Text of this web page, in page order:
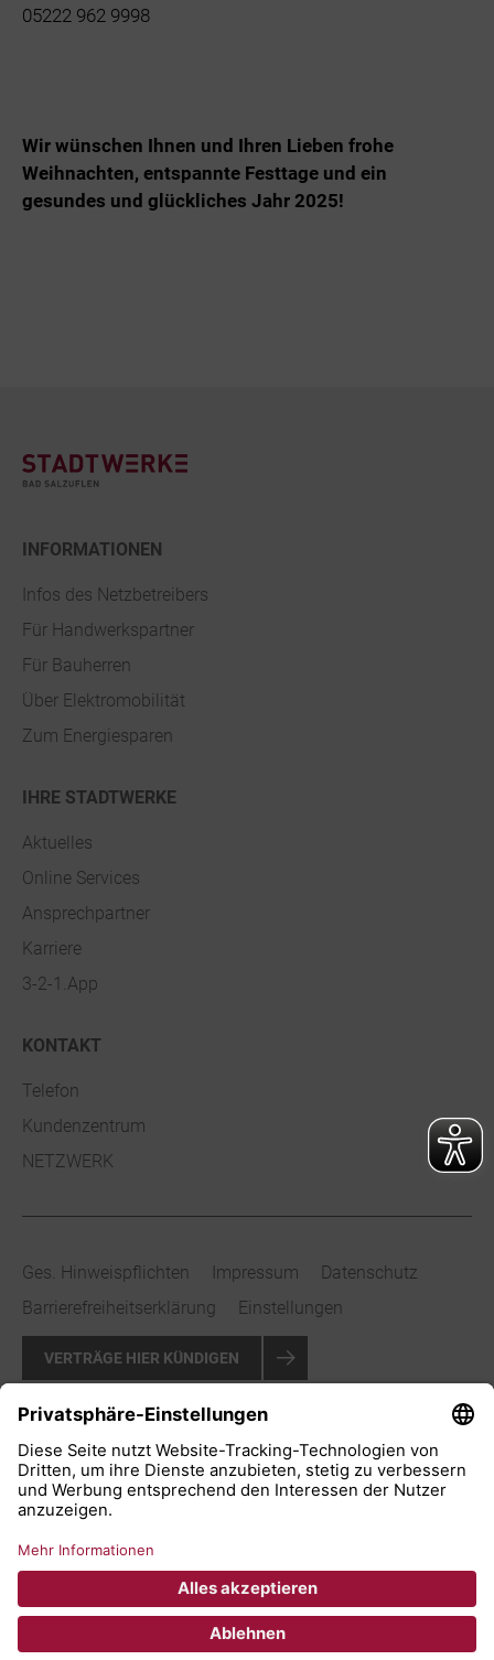
05222 962 9998
Wir wünschen Ihnen und Ihren Lieben frohe
Weihnachten, entspannte Festtage und ein
gesundes und glückliches Jahr 2025!
INFORMATIONEN
Infos des Netzbetreibers
Für Handwerkspartner
Für Bauherren
Über Elektromobilität
Zum Energiesparen
IHRE STADTWERKE
Aktuelles
Online Services
Ansprechpartner
Karriere
3-2-1.App
KONTAKT
Telefon
Kundenzentrum
NETZWERK
Ges. Hinweispflichten Impressum
Datenschutz
Barrierefreiheitserklärung
Einstellungen
VERTRÄGE HIER KÜNDIGEN
VERTRAG WIDERRUFEN
© 2026 Stadtwerke Bad Salzuflen GmbH